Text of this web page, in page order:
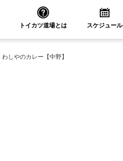
トイカツ道場とは スケジュール
わしやのカレー【中野】